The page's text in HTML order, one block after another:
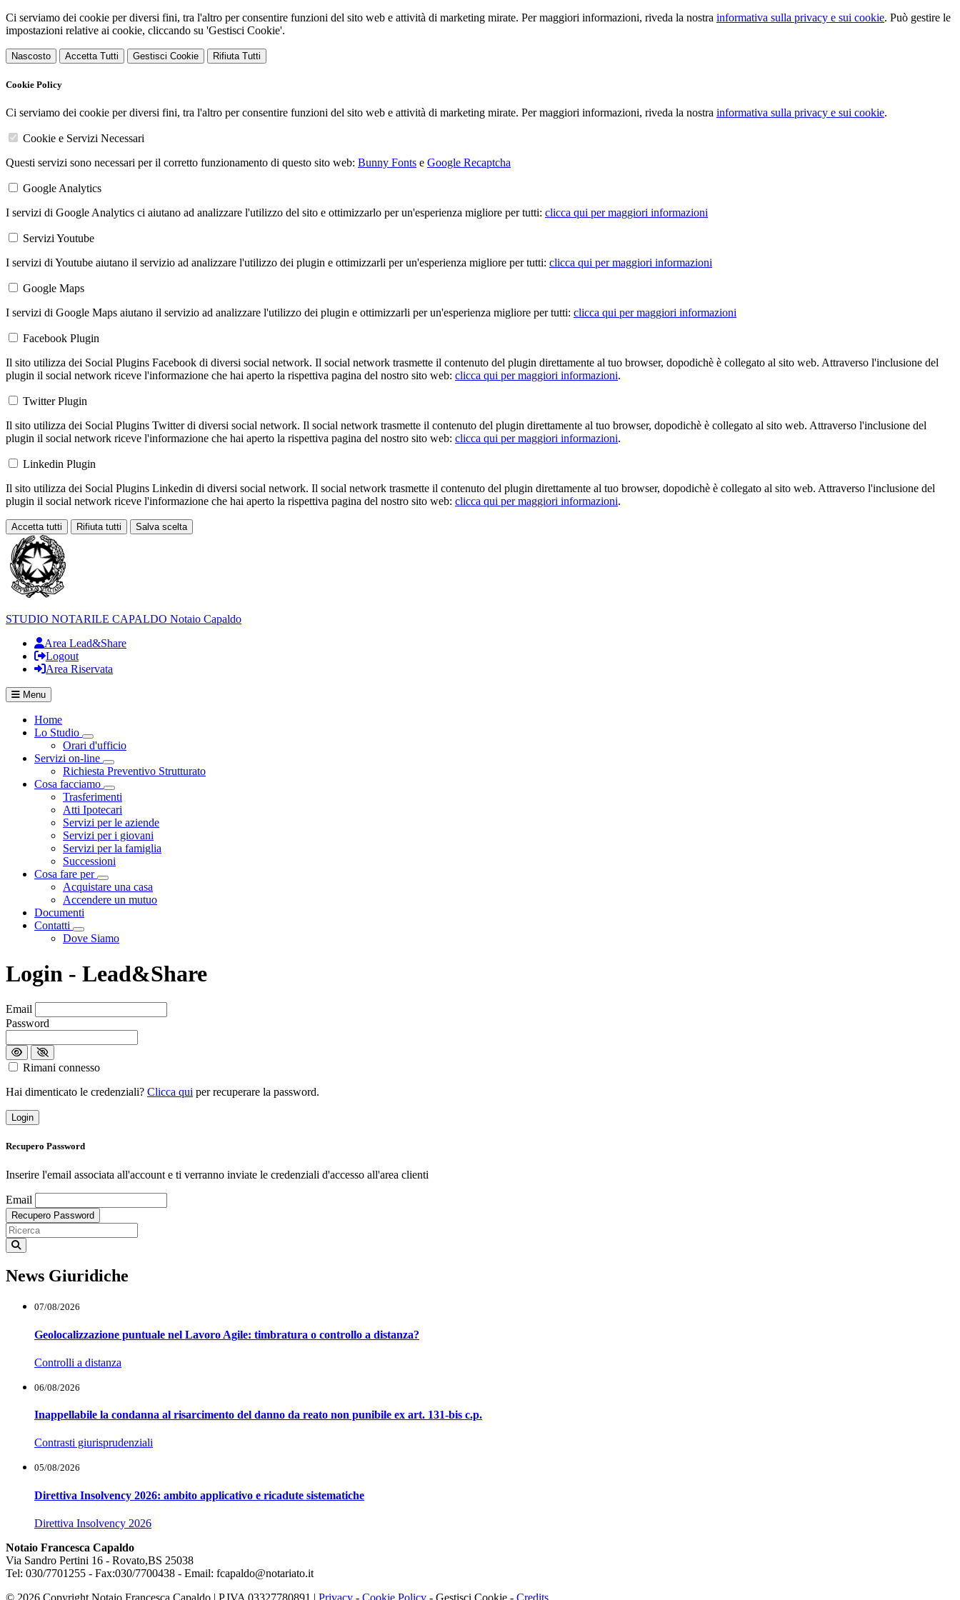
Ci serviamo dei cookie per diversi fini, tra l'altro per consentire funzioni del sito web e attività di marketing mirate. Per maggiori informazioni, riveda la nostra informativa sulla privacy e sui cookie. Può gestire le
impostazioni relative ai cookie, cliccando su 'Gestisci Cookie'.
Nascosto Accetta Tutti Gestisci Cookie Rifiuta Tutti
Cookie Policy
Ci serviamo dei cookie per diversi fini, tra l'altro per consentire funzioni del sito web e attività di marketing mirate. Per maggiori informazioni, riveda la nostra informativa sulla privacy e sui cookie.
Cookie e Servizi Necessari
Questi servizi sono necessari per il corretto funzionamento di questo sito web: Bunny Fonts e Google Recaptcha
Google Analytics
I servizi di Google Analytics ci aiutano ad analizzare l'utilizzo del sito e ottimizzarlo per un'esperienza migliore per tutti: clicca qui per maggiori informazioni
Servizi Youtube
I servizi di Youtube aiutano il servizio ad analizzare l'utilizzo dei plugin e ottimizzarli per un'esperienza migliore per tutti: clicca qui per maggiori informazioni
Google Maps
I servizi di Google Maps aiutano il servizio ad analizzare l'utilizzo dei plugin e ottimizzarli per un'esperienza migliore per tutti: clicca qui per maggiori informazioni
Facebook Plugin
Il sito utilizza dei Social Plugins Facebook di diversi social network. Il social network trasmette il contenuto del plugin direttamente al tuo browser, dopodichè è collegato al sito web. Attraverso l'inclusione del
plugin il social network riceve l'informazione che hai aperto la rispettiva pagina del nostro sito web: clicca qui per maggiori informazioni.
Twitter Plugin
Il sito utilizza dei Social Plugins Twitter di diversi social network. Il social network trasmette il contenuto del plugin direttamente al tuo browser, dopodichè è collegato al sito web. Attraverso l'inclusione del
plugin il social network riceve l'informazione che hai aperto la rispettiva pagina del nostro sito web: clicca qui per maggiori informazioni.
Linkedin Plugin
Il sito utilizza dei Social Plugins Linkedin di diversi social network. Il social network trasmette il contenuto del plugin direttamente al tuo browser, dopodichè è collegato al sito web. Attraverso l'inclusione del
plugin il social network riceve l'informazione che hai aperto la rispettiva pagina del nostro sito web: clicca qui per maggiori informazioni.
Accetta tutti Rifiuta tutti Salva scelta
Loading...
STUDIO NOTARILE CAPALDO Notaio Capaldo
Area Lead&Share
Logout
Area Riservata
Menu
Home
Lo Studio
Visualizza menù di secondo livello
Orari d'ufficio
Servizi on-line
Visualizza menù di secondo livello
Richiesta Preventivo Strutturato
Cosa facciamo
Visualizza menù di secondo livello
Trasferimenti
Atti Ipotecari
Servizi per le aziende
Servizi per i giovani
Servizi per la famiglia
Successioni
Cosa fare per
Visualizza menù di secondo livello
Acquistare una casa
Accendere un mutuo
Documenti
Contatti
Visualizza menù di secondo livello
Dove Siamo
Login - Lead&Share
Loading...
Email
Password
Rimani connesso
Hai dimenticato le credenziali? Clicca qui per recuperare la password.
Login
Recupero Password
Inserire l'email associata all'account e ti verranno inviate le credenziali d'accesso all'area clienti
Loading...
Email
Recupero Password
News Giuridiche
07/08/2026
Geolocalizzazione puntuale nel Lavoro Agile: timbratura o controllo a distanza?
Controlli a distanza
06/08/2026
Inappellabile la condanna al risarcimento del danno da reato non punibile ex art. 131-bis c.p.
Contrasti giurisprudenziali
05/08/2026
Direttiva Insolvency 2026: ambito applicativo e ricadute sistematiche
Direttiva Insolvency 2026
Notaio Francesca Capaldo
Via Sandro Pertini 16 - Rovato,BS 25038
Tel: 030/7701255 - Fax:030/7700438 - Email: fcapaldo@notariato.it
© 2026 Copyright Notaio Francesca Capaldo | P.IVA 03327780891 | Privacy - Cookie Policy - Gestisci Cookie - Credits